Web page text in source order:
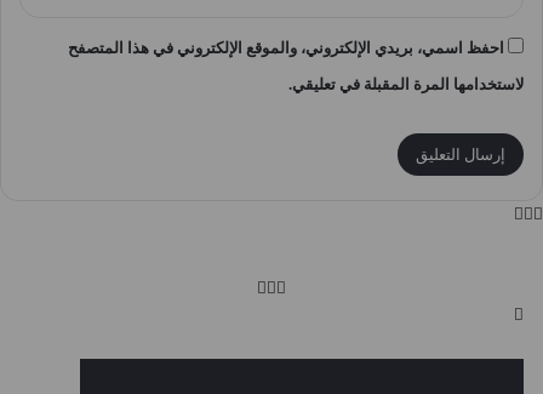
احفظ اسمي، بريدي الإلكتروني، والموقع الإلكتروني في هذا المتصفح
لاستخدامها المرة المقبلة في تعليقي.